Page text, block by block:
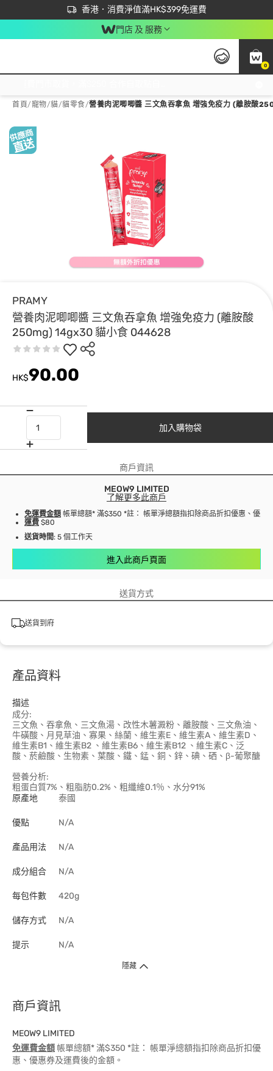
香港．消費淨值滿HK$399免運費
立即成為易賞錢會員盡享獨家優惠
首次APP下單買滿$450 輸入 NEWAPP 即減$50
門店 及 服務
0
首頁/寵物/貓/貓零食/營養肉泥唧唧醬 三文魚吞拿魚 增強免疫力 (離胺酸
PRAMY
營養肉泥唧唧醬 三文魚吞拿魚 增強免疫力 (離胺酸
250mg) 14gx30 貓小食 044628
HK$90.00
加入購物袋
商戶資訊
MEOW9 LIMITED
了解更多此商戶
免運費金額 帳單總額* 滿$350 *註： 帳單淨總額指扣除商品折扣優惠、優惠
運費 $80
送貨時間: 5 個工作天
進入此商戶頁面
送貨方式
送貨到府
產品資料
描述
成分:
三文魚、吞拿魚、三文魚湯、改性木薯澱粉、離胺酸、三文魚油、
牛磺酸、月見草油、寡果、絲蘭、維生素E、維生素A、維生素D、
維生素B1、維生素B2 、維生素B6、維生素B12 、維生素C、泛
酸、菸鹼酸、生物素、葉酸、鐵、錳、銅、鋅、碘、硒、β-葡聚醣
營養分析:
粗蛋白質7%、粗脂肪0.2%、粗纖維0.1％、水分91%
原產地
泰國
優點 N/A
產品用法 N/A
成分組合 N/A
每包件數 420g
儲存方式 N/A
提示 N/A
隱藏
商戶資訊
MEOW9 LIMITED
免運費金額 帳單總額* 滿$350 *註： 帳單淨總額指扣除商品折扣優
惠、優惠券及運費後的金額。